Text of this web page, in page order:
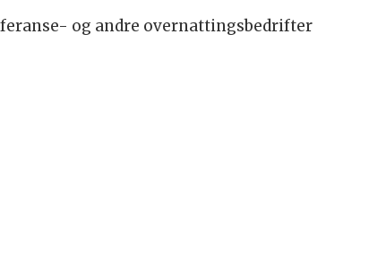
og andre overnattingsbedrifter